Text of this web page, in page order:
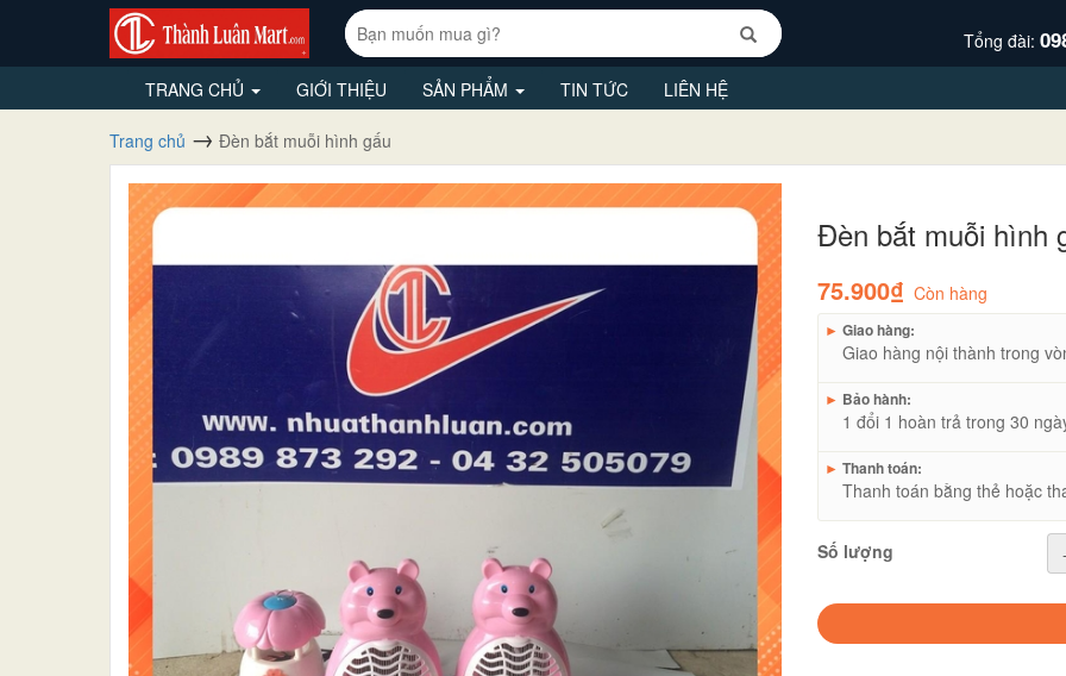
Tổng đài:
TRANG CHỦ GIỚI THIỆU SẢN PHẨM TIN TỨC LIÊN HỆ
Trang chủ Đèn bắt muỗi hình gấu
Đèn bắt muỗi hình
75.900₫ Còn hàng
► Giao hàng:
Giao hàng nội thành trong
► Bảo hành:
1 đổi 1 hoàn trả trong 30
► Thanh toán:
Thanh toán bằng thẻ hoặc
Số lượng -